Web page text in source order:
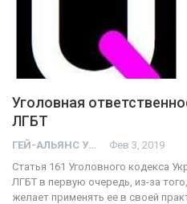
Уголовная
ЛГБТ
ГЕЙ-АЛЬЯНС УКРАИНА Фев 3, 2019
Статья 161 Уголовного кодекса
ЛГБТ в первую очередь, из-за
желает применять ее в своей